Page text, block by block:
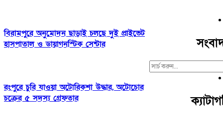
বিরামপুরে অনুমোদন ছাড়াই চলছে দুই প্রাইভেট
হাসপাতাল ও ডায়াগনস্টিক সেন্টার
রংপুরে চুরি যাওয়া অটোরিকশা উদ্ধার, অটোচোর
চক্রের ৫ সদস্য গ্রেফতার
Search